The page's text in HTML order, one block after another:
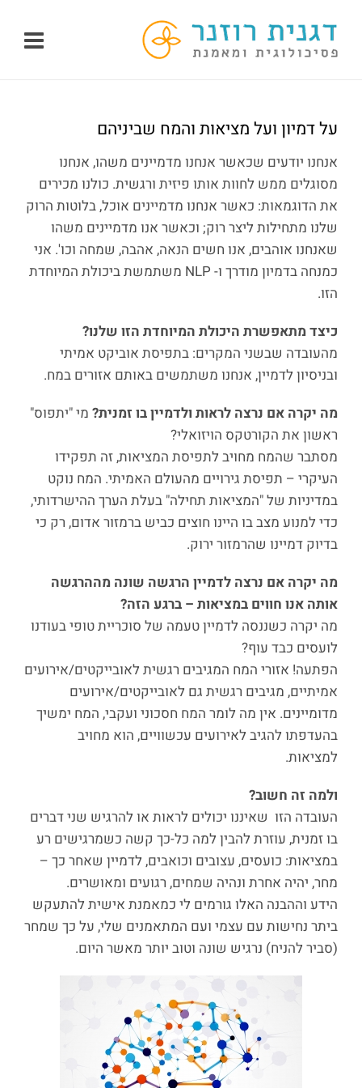
לתוכן
על דמיון ועל מציאות והמח שביניהם
אנחנו יודעים שכאשר אנחנו מדמיינים משהו, אנחנו
מסוגלים ממש לחוות אותו פיזית ורגשית. כולנו מכירים
את הדוגמאות: כאשר אנחנו מדמיינים אוכל, בלוטות הרוק
שלנו מתחילות ליצר רוק; וכאשר אנו מדמיינים משהו
שאנחנו אוהבים, אנו חשים הנאה, אהבה, שמחה וכו'. אני
כמנחה בדמיון מודרך ו- NLP משתמשת ביכולת המיוחדת
הזו.
כיצד מתאפשרת היכולת המיוחדת הזו שלנו?
מהעובדה שבשני המקרים: בתפיסת אוביקט אמיתי
ובניסיון לדמיין, אנחנו משתמשים באותם אזורים במח.
מה יקרה אם נרצה לראות ולדמיין בו זמנית? מי "יתפוס"
ראשון את הקורטקס הויזואלי?
מסתבר שהמח מחויב לתפיסת המציאות, זה תפקידו
העיקרי – תפיסת גירויים מהעולם האמיתי. המח נוקט
במדיניות של "המציאות תחילה" בעלת הערך ההישרדותי,
כדי למנוע מצב בו היינו חוצים כביש ברמזור אדום, רק כי
בדיוק דמיינו שהרמזור ירוק.
מה יקרה אם נרצה לדמיין הרגשה שונה מההרגשה
אותה אנו חווים במציאות – ברגע הזה?
מה יקרה כשננסה לדמיין טעמה של סוכריית טופי בעודנו
לועסים כבד עוף?
הפתעה! אזורי המח המגיבים רגשית לאובייקטים/אירועים
אמיתיים, מגיבים רגשית גם לאובייקטים/אירועים
מדומיינים. אין מה לומר המח חסכוני ועקבי, המח ימשיך
בהעדפתו להגיב לאירועים עכשוויים, הוא מחויב
למציאות.
ולמה זה חשוב?
העובדה הזו שאיננו יכולים לראות או להרגיש שני דברים
בו זמנית, עוזרת להבין למה כל-כך קשה כשמרגישים רע
במציאות: כועסים, עצובים וכואבים, לדמיין שאחר כך –
מחר, יהיה אחרת ונהיה שמחים, רגועים ומאושרים.
הידע וההבנה האלו גורמים לי כמאמנת אישית להתעקש
ביתר נחישות עם עצמי ועם המתאמנים שלי, על כך שמחר
(סביר להניח) נרגיש שונה וטוב יותר מאשר היום.